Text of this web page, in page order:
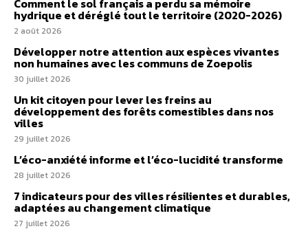
Comment le sol français a perdu sa mémoire
hydrique et déréglé tout le territoire (2020-2026)
2 août 2026
Développer notre attention aux espèces vivantes
non humaines avec les communs de Zoepolis
30 juillet 2026
Un kit citoyen pour lever les freins au
développement des forêts comestibles dans nos
villes
29 juillet 2026
L’éco-anxiété informe et l’éco-lucidité transforme
28 juillet 2026
7 indicateurs pour des villes résilientes et durables,
adaptées au changement climatique
27 juillet 2026